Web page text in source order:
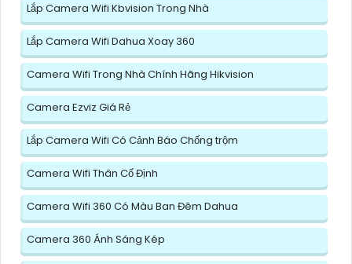
Lắp Camera Wifi Kbvision Trong Nhà
Lắp Camera Wifi Dahua Xoay 360
Camera Wifi Trong Nhà Chính Hãng Hikvision
Camera Ezviz Giá Rẻ
Lắp Camera Wifi Có Cảnh Báo Chống trộm
Camera Wifi Thân Cố Định
Camera Wifi 360 Có Màu Ban Đêm Dahua
Camera 360 Ánh Sáng Kép